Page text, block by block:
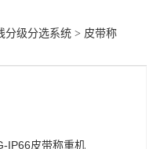
分级分选系统 > 皮带称